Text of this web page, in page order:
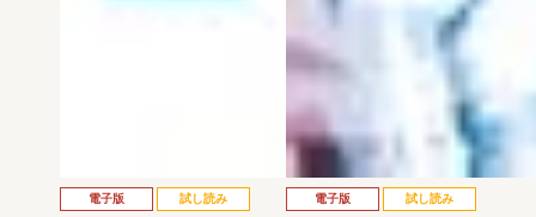
電子版 試し読み 電子版 試し読み